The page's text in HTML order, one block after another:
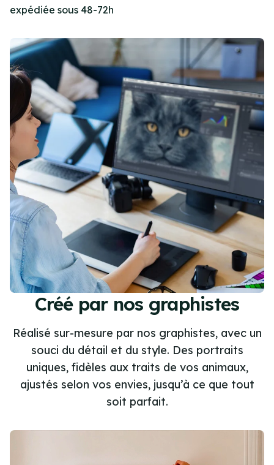
expédiée sous 48-72h
Créé par nos graphistes
Réalisé sur-mesure par nos graphistes, avec un
souci du détail et du style. Des portraits
uniques, fidèles aux traits de vos animaux,
ajustés selon vos envies, jusqu’à ce que tout
soit parfait.